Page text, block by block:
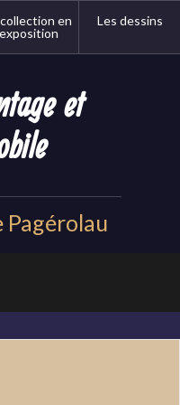
en
exposition
Les dessins
et
Pagérolau